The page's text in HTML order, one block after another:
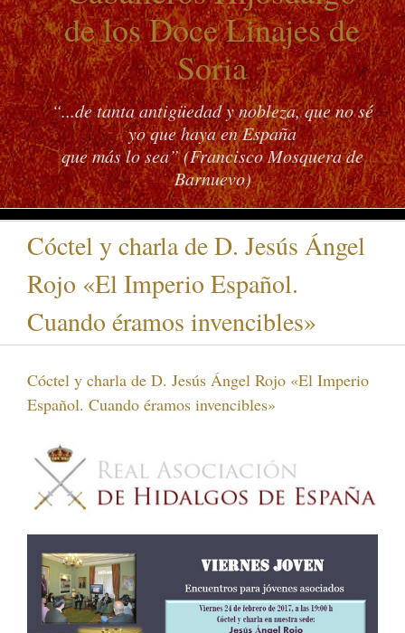
de los Doce Linajes de
Soria
“...de tanta antigüedad y nobleza, que no sé
yo que haya en España
que más lo sea” (Francisco Mosquera de
Barnuevo)
Cóctel y charla de D. Jesús Ángel
Rojo «El Imperio Español.
Cuando éramos invencibles»
Cóctel y charla de D. Jesús Ángel Rojo «El Imperio
Español. Cuando éramos invencibles»